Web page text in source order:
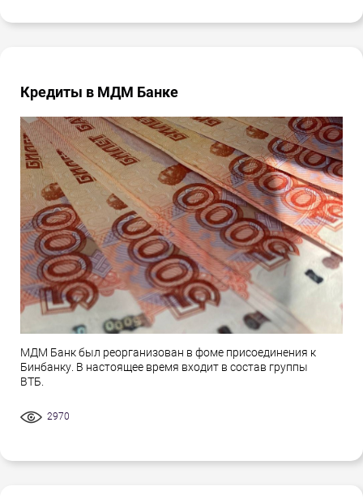
Кредиты в МДМ Банке
МДМ Банк был реорганизован в фоме присоединения к
Бинбанку. В настоящее время входит в состав группы
ВТБ.
2970